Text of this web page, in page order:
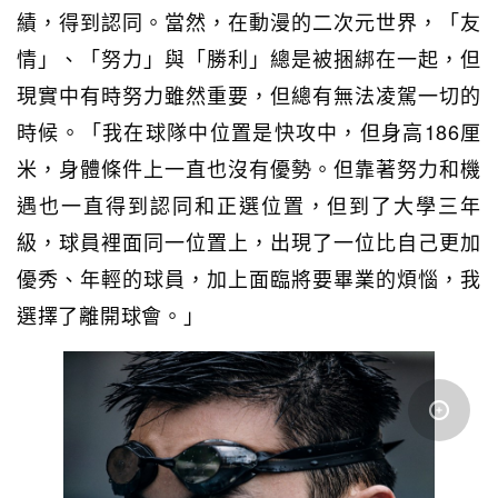
績，得到認同。當然，在動漫的二次元世界，「友
情」、「努力」與「勝利」總是被捆綁在一起，但
現實中有時努力雖然重要，但總有無法凌駕一切的
時候。「我在球隊中位置是快攻中，但身高186厘
米，身體條件上一直也沒有優勢。但靠著努力和機
遇也一直得到認同和正選位置，但到了大學三年
級，球員裡面同一位置上，出現了一位比自己更加
優秀、年輕的球員，加上面臨將要畢業的煩惱，我
選擇了離開球會。」